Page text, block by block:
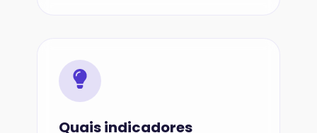
Quais indicadores